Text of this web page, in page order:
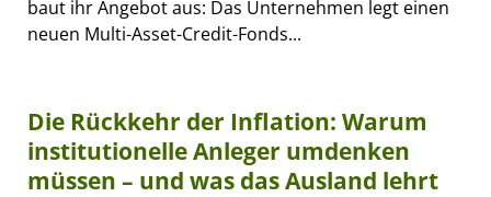
baut ihr Angebot aus: Das Unternehmen legt einen
neuen Multi-Asset-Credit-Fonds...
Die Rückkehr der Inflation: Warum
institutionelle Anleger umdenken
müssen – und was das Ausland lehrt